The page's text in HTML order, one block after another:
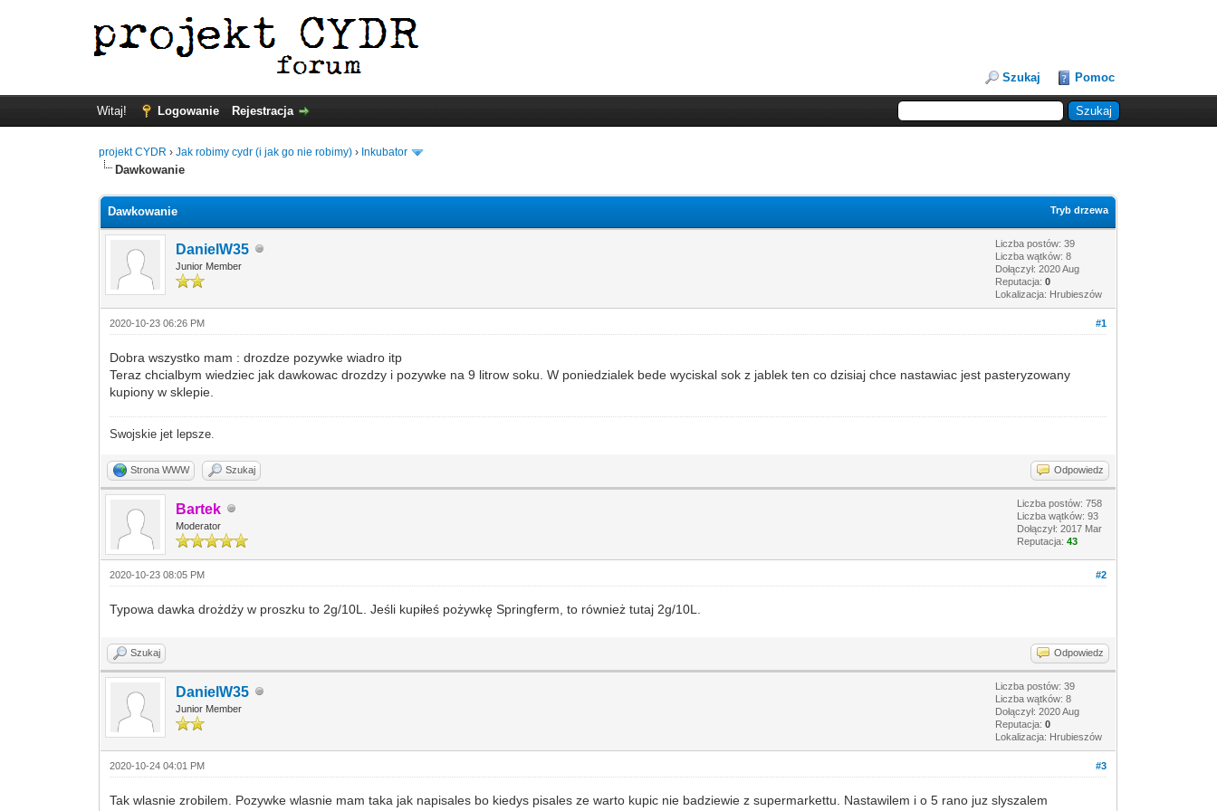
Szukaj Pomoc
Witaj! Logowanie Rejestracja
projekt CYDR ›Jak robimy cydr (i jak go nie robimy) › Inkubator
Dawkowanie
Tryb drzewa
Dawkowanie
DanielW35
Junior Member
Liczba postów: 39
Liczba wątków: 8
Dołączył: 2020 Aug
Reputacja:0
Lokalizacja: Hrubieszów
#1
2020-10-23 06:26 PM
Dobra wszystko mam : drozdze pozywke wiadro itp
Teraz chcialbym wiedziec jak dawkowac drozdzy i pozywke na 9 litrow soku. W poniedzialek bede wyciskal sok z jablek ten co dzisiaj chce nastawiac jest pasteryzowany
kupiony w sklepie.
Swojskie jet lepsze
Strona WWW Szukaj Odpowiedz
Bartek
Moderator
Liczba postów: 758
Liczba wątków: 93
Dołączył: 2017 Mar
Reputacja:43
#2
2020-10-23 08:05 PM
Typowa dawka drożdży w proszku to 2g/10L. Jeśli kupiłeś pożywkę Springferm, to również tutaj 2g/10L.
Szukaj Odpowiedz
DanielW35
Junior Member
Liczba postów: 39
Liczba wątków: 8
Dołączył: 2020 Aug
Reputacja:0
Lokalizacja: Hrubieszów
#3
2020-10-24 04:01 PM
Tak wlasnie zrobilem. Pozywke wlasnie mam taka jak napisales bo kiedys pisales ze warto kupic nie badziewie z supermarkettu. Nastawilem i o 5 rano juz slyszalem